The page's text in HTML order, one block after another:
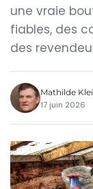
une vraie
fiables, des
des
Mathilde
17 juin 2026